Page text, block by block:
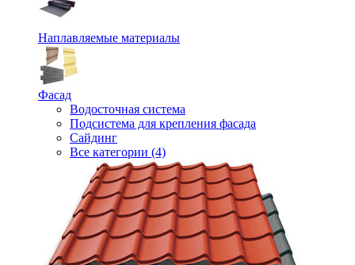
Наплавляемые материалы
Фасад
Водосточная система
Подсистема для крепления фасада
Сайдинг
Все категории (4)